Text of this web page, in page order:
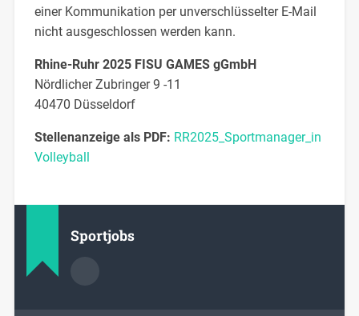
einer Kommunikation per unverschlüsselter E-Mail
nicht ausgeschlossen werden kann.
Rhine-Ruhr 2025 FISU GAMES gGmbH
Nördlicher Zubringer 9 -11
40470 Düsseldorf
Stellenanzeige als PDF: RR2025_Sportmanager_in
Volleyball
Sportjobs